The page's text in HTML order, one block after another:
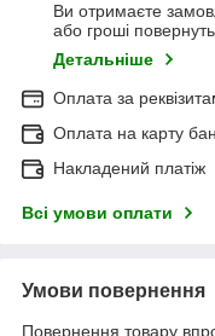
Ви отримаєте
або гроші
Детальніше
Оплата за
Оплата на карту
Накладений платіж
Всі умови оплати
Умови повернення
Повернення товару